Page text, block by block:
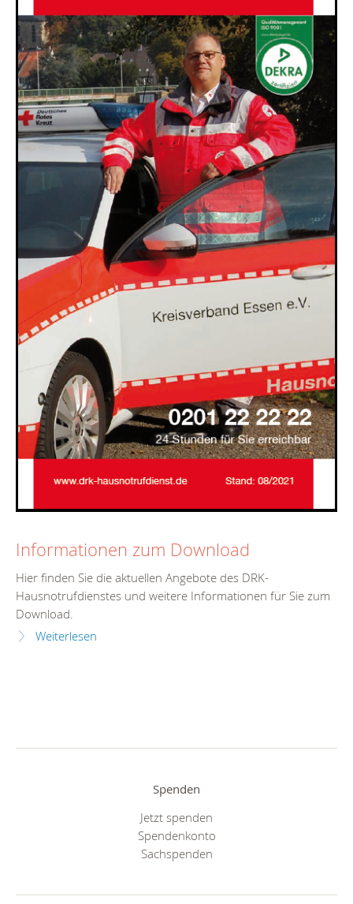
Informationen zum Download
Hier finden Sie die aktuellen Angebote des DRK-
Hausnotrufdienstes und weitere Informationen für Sie zum
Download.
Weiterlesen
Spenden
Jetzt spenden
Spendenkonto
Sachspenden